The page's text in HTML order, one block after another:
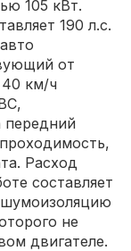
105 кВт.
190 л.с.
от
40 км/ч
Расход
составляет
шумоизоляцию
не
двигателе.